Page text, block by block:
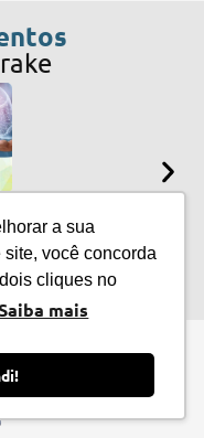
a sua
você concorda
cliques no
mais
II